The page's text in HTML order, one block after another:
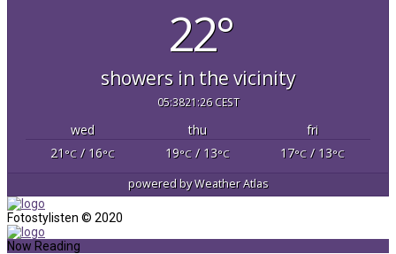
22°
showers in the vicinity
05:3821:26 CEST
wed thu
fri
21 °C / 16°C 19°C / 13°C 17°C / 13°C
powered byWeather Atlas
Fotostylisten © 2020
Now Reading